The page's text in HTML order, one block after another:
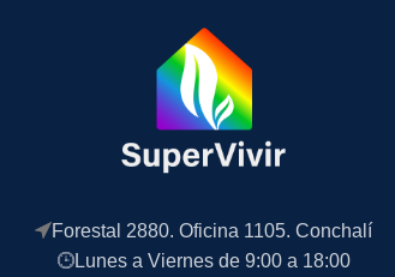
Forestal 2880. Oficina 1105. Conchalí
Lunes a Viernes de 9:00 a 18:00